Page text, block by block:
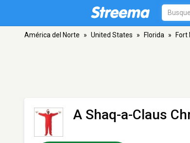
América del Norte » United States » Florida » Fort
A Shaq-a-Claus